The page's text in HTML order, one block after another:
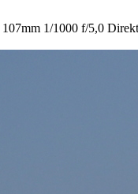
107mm 1/1000 f/5,0